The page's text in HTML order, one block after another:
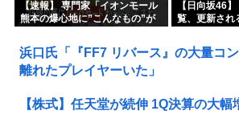
【速報】 専門家「イオンモール
熊本の爆心地に”こんなもの”が
【日向坂46
覧、更新され
浜口氏「『FF7 リバース』の大量コン
離れたプレイヤーいた」
【株式】任天堂が続伸 1Q決算の大